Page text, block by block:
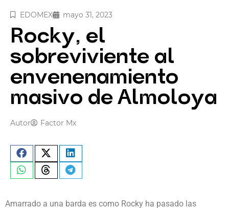
EDOMEX mayo 31, 2023
Rocky, el
sobreviviente al
envenenamiento
masivo de Almoloya
Autor Factor Mx
Amarrado a una barda es como Rocky ha pasado las